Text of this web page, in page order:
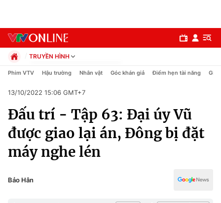
Chuyên mục
Chính trị
Xã hội
Pháp luật
TRUYỀN HÌNH
Chính trị
Pháp luật
Kinh tế
Thể thao
Truyền hình
Văn hóa - Giải trí
Y tế
Phim VTV Hậu trường Nhân vật Góc khán giả Điểm hẹn tài năng Giải
13/10/2022 15:06 GMT+7
Đấu trí - Tập 63: Đại úy Vũ
được giao lại án, Đông bị đặt
máy nghe lén
Bảo Hân